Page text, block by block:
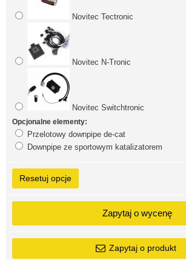
Novitec Tectronic
Novitec N-Tronic
Novitec Switchtronic
Opcjonalne elementy:
Przelotowy downpipe de-cat
Downpipe ze sportowym katalizatorem
Resetuj opcje
Zapytaj o wycenę
Zapytaj o produkt